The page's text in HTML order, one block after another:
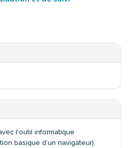
l'outil informatique
basique d'un navigateur).